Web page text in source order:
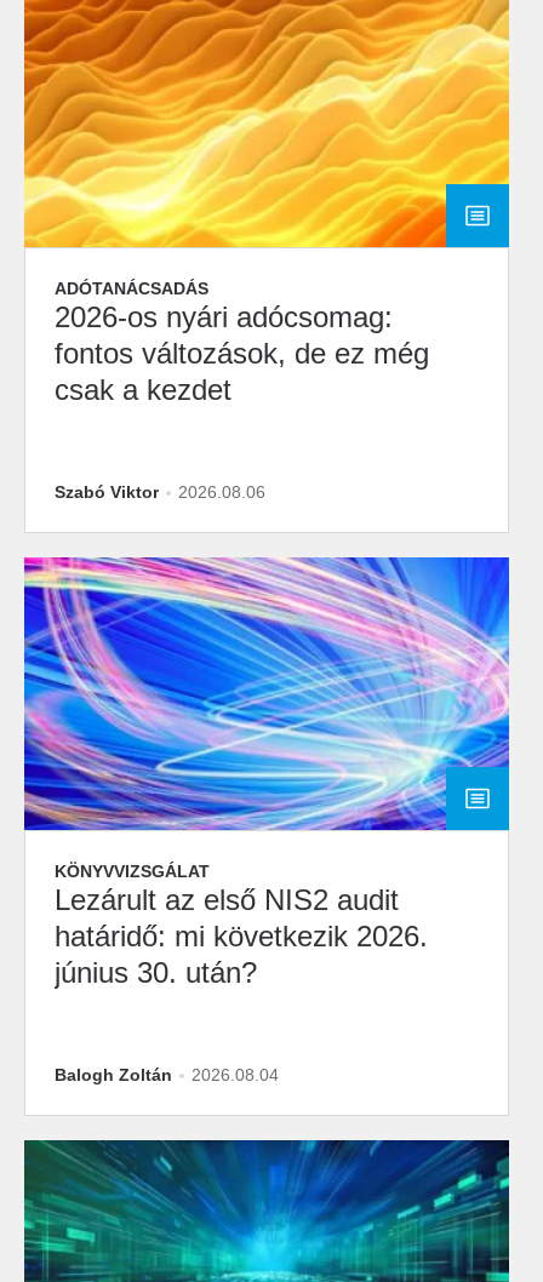
ADÓTANÁCSADÁS
2026-os nyári adócsomag:
fontos változások, de ez még
csak a kezdet
Szabó Viktor 2026.08.06
KÖNYVVIZSGÁLAT
Lezárult az első NIS2 audit
határidő: mi következik 2026.
június 30. után?
Balogh Zoltán 2026.08.04